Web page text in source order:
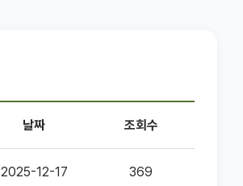
날짜 조회수
2025-12-17 369